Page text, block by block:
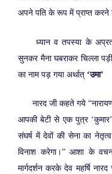
अपने पति के रूप में प्राप्त करने
ध्यान व तपस्या के
सुनकर मैना घबराकर चिल्ला
का नाम पड़ गया अर्थात् ‘उमा’
नारद जी कहते गये “नारायण,
आपकी बेटी से एक पुत्र
संघर्ष में देवों की सेना का
विनाश करेगा।” आशा के
मार्गदर्शन करके देव महर्षि